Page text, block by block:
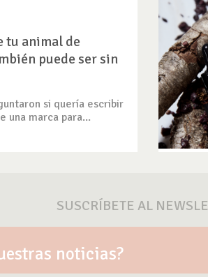
tu animal de
puede ser sin
si quería escribir
una marca para...
SUSCRÍBETE AL
noticias?